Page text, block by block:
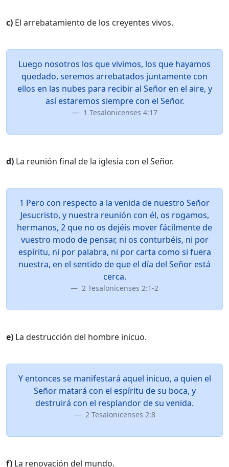
c) El arrebatamiento de los creyentes vivos.
Luego nosotros los que vivimos, los que hayamos
quedado, seremos arrebatados juntamente con
ellos en las nubes para recibir al Señor en el aire, y
así estaremos siempre con el Señor.
1 Tesalonicenses 4:17
d) La reunión final de la iglesia con el Señor.
1 Pero con respecto a la venida de nuestro Señor
Jesucristo, y nuestra reunión con él, os rogamos,
hermanos, 2 que no os dejéis mover fácilmente de
vuestro modo de pensar, ni os conturbéis, ni por
espíritu, ni por palabra, ni por carta como si fuera
nuestra, en el sentido de que el día del Señor está
cerca.
2 Tesalonicenses 2:1-2
e) La destrucción del hombre inicuo.
Y entonces se manifestará aquel inicuo, a quien el
Señor matará con el espíritu de su boca, y
destruirá con el resplandor de su venida.
2 Tesalonicenses 2:8
f) La renovación del mundo.